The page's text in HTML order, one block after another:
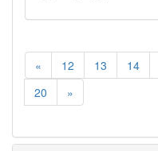
« 12 13 14
20
»